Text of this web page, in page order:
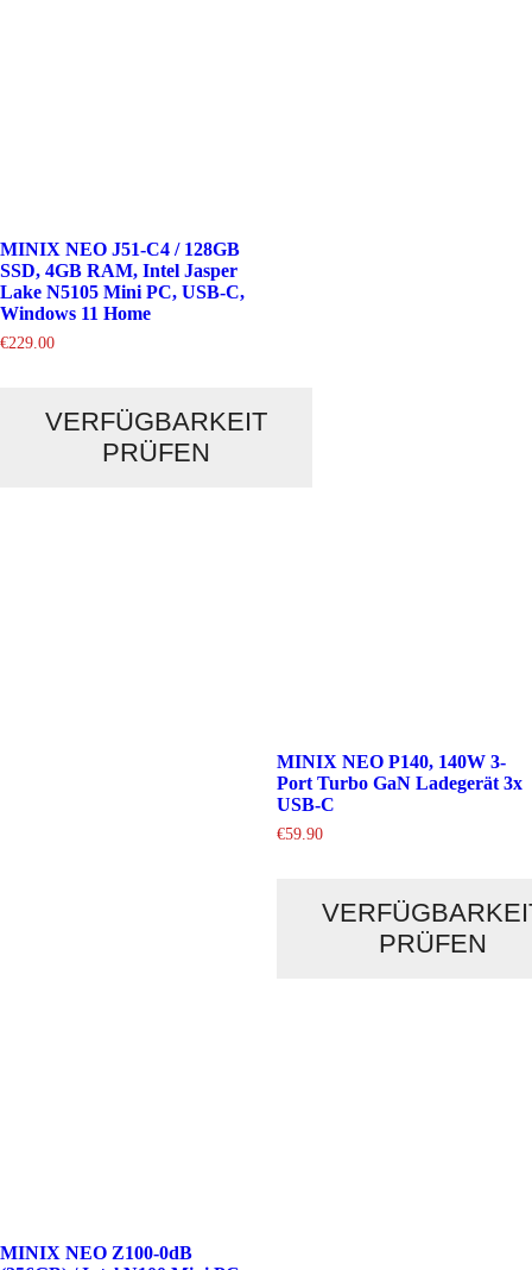
MINIX NEO J51-C4 / 128GB
SSD, 4GB RAM, Intel Jasper
Lake N5105 Mini PC, USB-C,
Windows 11 Home
€229.00
VERFÜGBARKEIT
PRÜFEN
MINIX NEO P140, 140W 3-
Port Turbo GaN Ladegerät 3x
USB-C
€59.90
PRÜFEN
MINIX NEO Z100-0dB